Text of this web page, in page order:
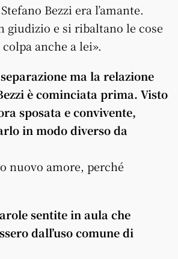
Bezzi era l’amante.
giudizio e si ribaltano le cose
anche a lei».
ma la relazione
è cominciata prima. Visto
sposata e convivente,
in modo diverso da
nuovo amore, perché
sentite in aula che
dall’uso comune di